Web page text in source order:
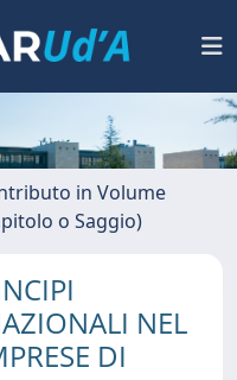
in Volume
o Saggio)
NEL
DI